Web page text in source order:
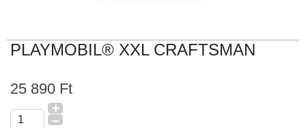
PLAYMOBIL® XXL CRAFTSMAN
25 890 Ft
+
–